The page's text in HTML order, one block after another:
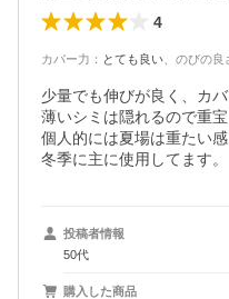
4
カバー力 ： とても良い のびの良
少量でも伸びが良く、カ
薄いシミは隠れるので重宝
個人的には夏場は重たい
投稿者情報
50代
購入した商品